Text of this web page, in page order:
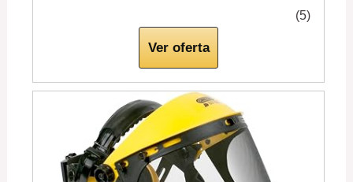
(5)
Ver oferta